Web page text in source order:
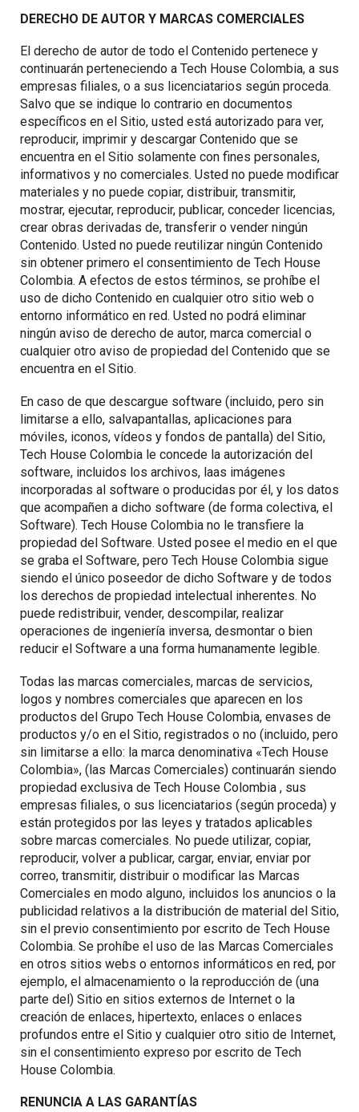
DERECHO DE AUTOR Y MARCAS COMERCIALES
El derecho de autor de todo el Contenido pertenece y
continuarán perteneciendo a Tech House Colombia, a sus
empresas filiales, o a sus licenciatarios según proceda.
Salvo que se indique lo contrario en documentos
específicos en el Sitio, usted está autorizado para ver,
reproducir, imprimir y descargar Contenido que se
encuentra en el Sitio solamente con fines personales,
informativos y no comerciales. Usted no puede modificar
materiales y no puede copiar, distribuir, transmitir,
mostrar, ejecutar, reproducir, publicar, conceder licencias,
crear obras derivadas de, transferir o vender ningún
Contenido. Usted no puede reutilizar ningún Contenido
sin obtener primero el consentimiento de Tech House
Colombia. A efectos de estos términos, se prohíbe el
uso de dicho Contenido en cualquier otro sitio web o
entorno informático en red. Usted no podrá eliminar
ningún aviso de derecho de autor, marca comercial o
cualquier otro aviso de propiedad del Contenido que se
encuentra en el Sitio.
En caso de que descargue software (incluido, pero sin
limitarse a ello, salvapantallas, aplicaciones para
móviles, iconos, vídeos y fondos de pantalla) del Sitio,
Tech House Colombia le concede la autorización del
software, incluidos los archivos, laas imágenes
incorporadas al software o producidas por él, y los datos
que acompañen a dicho software (de forma colectiva, el
Software). Tech House Colombia no le transfiere la
propiedad del Software. Usted posee el medio en el que
se graba el Software, pero Tech House Colombia sigue
siendo el único poseedor de dicho Software y de todos
los derechos de propiedad intelectual inherentes. No
puede redistribuir, vender, descompilar, realizar
operaciones de ingeniería inversa, desmontar o bien
reducir el Software a una forma humanamente legible.
Todas las marcas comerciales, marcas de servicios,
logos y nombres comerciales que aparecen en los
productos del Grupo Tech House Colombia, envases de
productos y/o en el Sitio, registrados o no (incluido, pero
sin limitarse a ello: la marca denominativa «Tech House
Colombia», (las Marcas Comerciales) continuarán siendo
propiedad exclusiva de Tech House Colombia , sus
empresas filiales, o sus licenciatarios (según proceda) y
están protegidos por las leyes y tratados aplicables
sobre marcas comerciales. No puede utilizar, copiar,
reproducir, volver a publicar, cargar, enviar, enviar por
correo, transmitir, distribuir o modificar las Marcas
Comerciales en modo alguno, incluidos los anuncios o la
publicidad relativos a la distribución de material del Sitio,
sin el previo consentimiento por escrito de Tech House
Colombia. Se prohíbe el uso de las Marcas Comerciales
en otros sitios webs o entornos informáticos en red, por
ejemplo, el almacenamiento o la reproducción de (una
parte del) Sitio en sitios externos de Internet o la
creación de enlaces, hipertexto, enlaces o enlaces
profundos entre el Sitio y cualquier otro sitio de Internet,
sin el consentimiento expreso por escrito de Tech
House Colombia.
RENUNCIA A LAS GARANTÍAS